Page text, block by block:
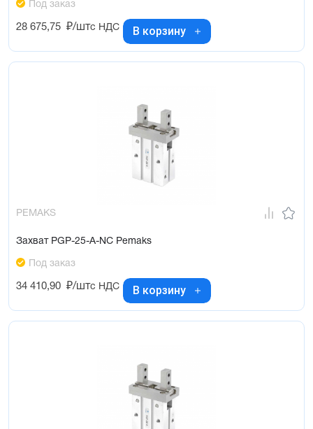
Под заказ
28 675,75 ₽/штс НДС В корзину
PEMAKS
Захват PGP-25-A-NC Pemaks
Под заказ
34 410,90 ₽/штс НДС В корзину